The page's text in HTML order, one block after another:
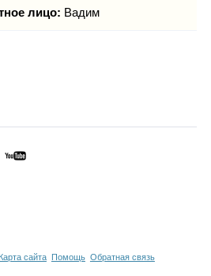
лицо: Вадим
Карта сайта Помощь Обратная связь